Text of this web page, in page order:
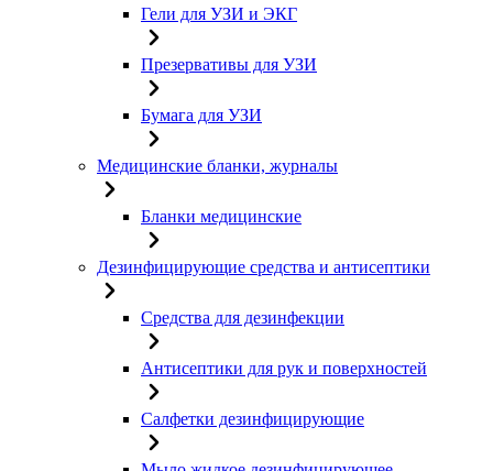
Гели для УЗИ и ЭКГ
Презервативы для УЗИ
Бумага для УЗИ
Медицинские бланки, журналы
Бланки медицинские
Дезинфицирующие средства и антисептики
Средства для дезинфекции
Антисептики для рук и поверхностей
Салфетки дезинфицирующие